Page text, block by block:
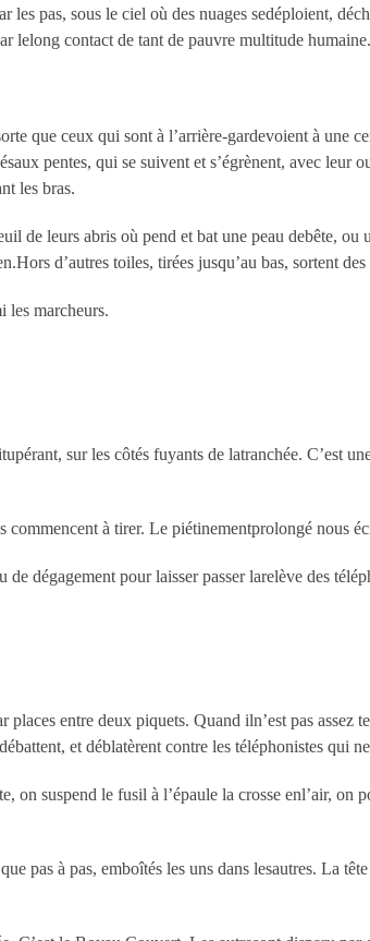
les pas, sous le ciel où des nuages sedéploient,
lelong contact de tant de pauvre multitude humaine.
que ceux qui sont à l’arrière-gardevoient à une
pentes, qui se suivent et s’égrènent, avec leur
les bras.
de leurs abris où pend et bat une peau debête, ou
d’autres toiles, tirées jusqu’au bas, sortent
les marcheurs.
sur les côtés fuyants de latranchée. C’est
commencent à tirer. Le piétinementprolongé nous
dégagement pour laisser passer larelève des
entre deux piquets. Quand iln’est pas assez
et déblatèrent contre les téléphonistes qui
on suspend le fusil à l’épaule la crosse enl’air, on
pas à pas, emboîtés les uns dans lesautres. La